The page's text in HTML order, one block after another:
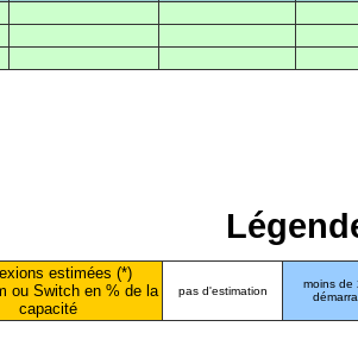
estimées (*)
ou Switch en % de la
capacité
pas d'estimation
moins de